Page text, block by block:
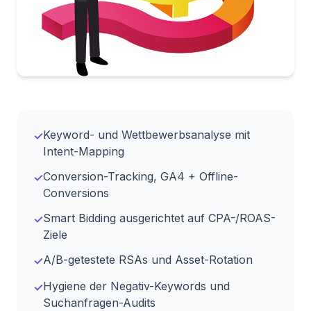
✓Keyword- und Wettbewerbsanalyse mit
Intent-Mapping
✓Conversion-Tracking, GA4 + Offline-
Conversions
✓Smart Bidding ausgerichtet auf CPA-/ROAS-
Ziele
✓A/B-getestete RSAs und Asset-Rotation
✓Hygiene der Negativ-Keywords und
Suchanfragen-Audits